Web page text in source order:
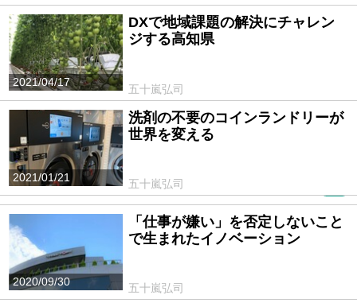
2021/04/17
DXで地域課題の解決にチャレン
ジする高知県
五十嵐弘司
2021/01/21
洗剤の不要のコインランドリーが
世界を変える
五十嵐弘司
2020/09/30
「仕事が嫌い」を否定しないこと
で生まれたイノベーション
五十嵐弘司